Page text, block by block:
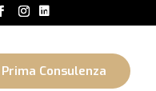
Prima Consulenza